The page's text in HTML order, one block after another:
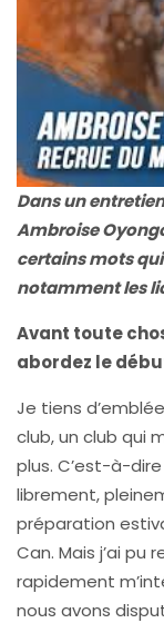
Dans un
Ambroise
certains mots
notamment les
Avant toute
abordez le
Je tiens
club, un club qui
plus. C’est-à-
librement,
préparation
Can. Mais j’ai pu
rapidement
nous avons